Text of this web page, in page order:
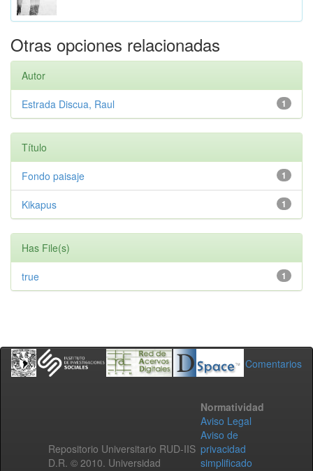
Otras opciones relacionadas
Autor
1
Estrada Discua, Raul
Título
1
Fondo paisaje
1
Kikapus
Has File(s)
1
true
Comentarios
Repositorio Universitario RUD-IIS
D.R. © 2010. Universidad
Normatividad
Aviso Legal
Aviso de
privacidad
simplificado